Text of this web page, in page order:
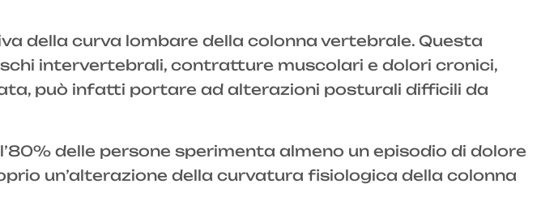
della curva lombare della colonna vertebrale. Questa
intervertebrali, contratture muscolari e dolori cronici,
può infatti portare ad alterazioni posturali difficili da
delle persone sperimenta almeno un episodio di dolore
un’alterazione della curvatura fisiologica della colonna